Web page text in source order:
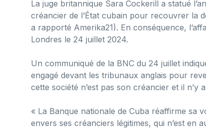
La juge britannique Sara Cockerill a statué
créancier de l’État cubain pour recouvrer la
a rapporté Amerika21). En conséquence,
Londres le 24 juillet 2024.
Un communiqué de la BNC du 24 juillet
engagé devant les tribunaux anglais pour
cette société n’est pas son créancier et il
« La Banque nationale de Cuba réaffirme sa
envers ses créanciers légitimes, qui n’est en